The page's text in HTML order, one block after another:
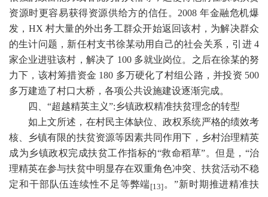
资源时更容易获得资源供给方的信任。 2008 年金融危机爆
发， HX 村大量的外出务工群众开始返回该村，为解决群众
的生计问题，新任村支书徐某动用自己的社会关系，引进 4
家企业进驻该村，解决了 100 多就业岗位。之后在徐某的努
力下，该村筹措资金 180 多万硬化了村组公路，并投资 500
多万建造了村口大桥，各项公共设施建设逐渐完成。
四、 “超越精英主义”:乡镇政权精准扶贫理念的转型
如上文所述，在村民主体缺位、政权系统严格的绩效考
核、乡镇有限的扶贫资源等因素共同作用下，乡村治理精英
成为乡镇政权完成扶贫工作指标的“救命稻草”。但是，“治
理精英在参与扶贫中明显存在双重角色冲突、扶贫活动不稳
定和干部队伍连续性不足等弊端[13] 。 ”新时期推进精准扶